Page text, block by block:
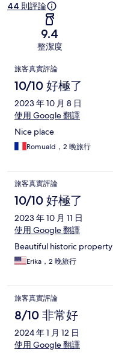
44 則評論
9.4
整潔度
評
論
旅客真實評論
10/10 好極了
2023 年 10 月 8 日
使用 Google 翻譯
Nice place
Romuald，2 晚旅行
旅客真實評論
10/10 好極了
2023 年 10 月 11 日
使用 Google 翻譯
Beautiful historic property
Erika，2 晚旅行
旅客真實評論
8/10 非常好
2024 年 1 月 12 日
使用 Google 翻譯